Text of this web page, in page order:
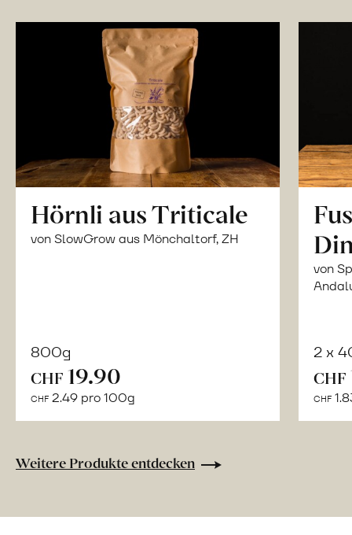
Hörnli aus Triticale
von SlowGrow aus Mönchaltorf, ZH
800g
CHF 19.90
CHF 2.49 pro 100g
von
2 x
CHF
CHF
Weitere Produkte entdecken